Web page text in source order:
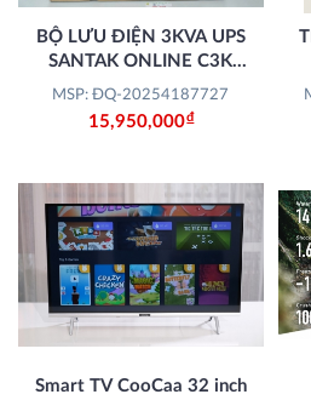
BỘ LƯU ĐIỆN 3KVA UPS
SANTAK ONLINE C3K
(LCD)
MSP: ĐQ-20254187727
15,950,000Đ
Smart TV CooCaa 32 inch